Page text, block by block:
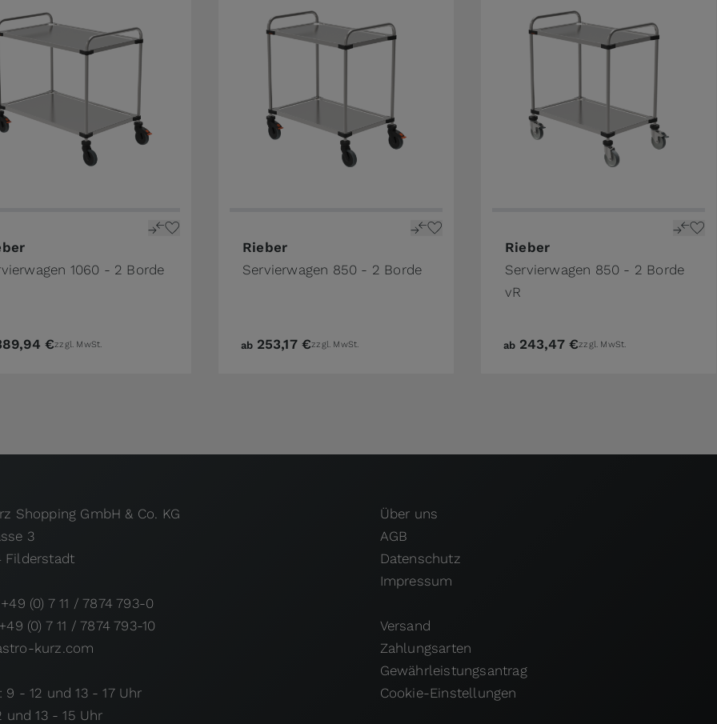
product page
1060 - 2 Borde
depends on the options chosen on the product page
€zzgl. MwSt.
Rieber
Servierwagen 850 - 2 Borde
The price depends on the options chosen on the product page
ab 253,17 €zzgl. MwSt.
Rieber
Servierwagen 850 - 2 Borde
vR
The price depends on the
ab 243,47 €zzgl. MwSt.
Shopping GmbH & Co. KG
3
Filderstadt
(0) 7 11 / 7874 793-0
(0) 7 11 / 7874 793-10
kurz.com
9 - 12 und 13 - 17 Uhr
und 13 - 15 Uhr
Über uns
AGB
Datenschutz
Impressum
Versand
Zahlungsarten
Gewährleistungsantrag
Cookie-Einstellungen